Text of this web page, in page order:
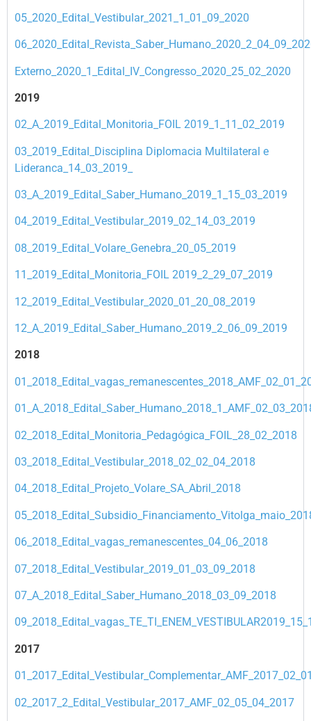
05_2020_Edital_Vestibular_2021_1_01_09_2020
Externo_2020_1_Edital_IV_Congresso_2020_25_02_2020
2019
02_A_2019_Edital_Monitoria_FOIL 2019_1_11_02_2019
03_2019_Edital_Disciplina Diplomacia Multilateral e
Lideranca_14_03_2019_
03_A_2019_Edital_Saber_Humano_2019_1_15_03_2019
04_2019_Edital_Vestibular_2019_02_14_03_2019
08_2019_Edital_Volare_Genebra_20_05_2019
11_2019_Edital_Monitoria_FOIL 2019_2_29_07_2019
12_2019_Edital_Vestibular_2020_01_20_08_2019
12_A_2019_Edital_Saber_Humano_2019_2_06_09_2019
2018
02_2018_Edital_Monitoria_Pedagógica_FOIL_28_02_2018
03_2018_Edital_Vestibular_2018_02_02_04_2018
04_2018_Edital_Projeto_Volare_SA_Abril_2018
06_2018_Edital_vagas_remanescentes_04_06_2018
07_2018_Edital_Vestibular_2019_01_03_09_2018
07_A_2018_Edital_Saber_Humano_2018_03_09_2018
2017
02_2017_2_Edital_Vestibular_2017_AMF_02_05_04_2017